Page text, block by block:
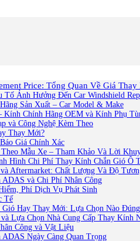
Price: Tổng Quan Về Giá
Tố Ảnh Hưởng Đến Car Windshield
Sản Xuất – Car Model & Make
Kính Chính Hãng OEM và Kính Phụ
và Công Nghệ Kèm Theo
Thay Mới?
Giá Chính Xác
Mẫu Xe – Tham Khảo Và Lời
Hình Chi Phí Thay Kính Chắn Gió Ô
Aftermarket: Chất Lượng Và Độ
ADAS và Chi Phí Nhân Công
Phí Dịch Vụ Phát Sinh
Tế
Gió Hay Thay Mới: Lựa Chọn Nào
Lựa Chọn Nhà Cung Cấp Thay Kính
Công và Vật Liệu
ADAS Ngày Càng Quan Trọng